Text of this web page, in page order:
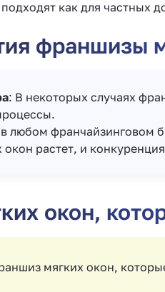
как для частных
франшизы
: В некоторых случаях
любом франчайзинговом
окон растет, и
окон,
мягких окон,